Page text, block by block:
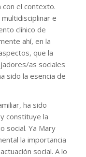
con el contexto.
e
clínico de
ahí, en la
que la
as sociales
sido la esencia de
ha sido
constituye la
social. Ya Mary
la importancia
social. A lo